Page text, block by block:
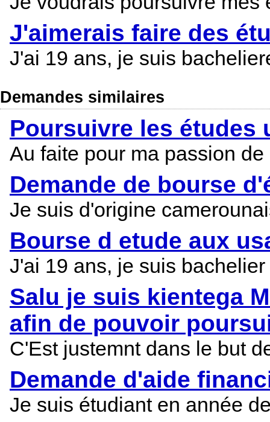
J'aimerais faire des
J'ai 19 ans, je suis
Demandes similaires
Poursuivre les études
Au faite pour ma passion
Demande de bourse
Je suis d'origine
Bourse d etude aux
J'ai 19 ans, je suis
Salu je suis kientega
afin de pouvoir
C'Est justemnt dans le but
Demande d'aide
Je suis étudiant en année